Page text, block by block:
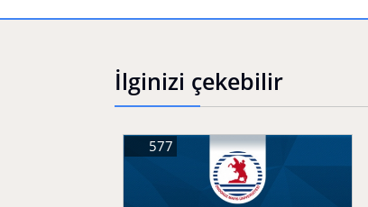
İlginizi çekebilir
577